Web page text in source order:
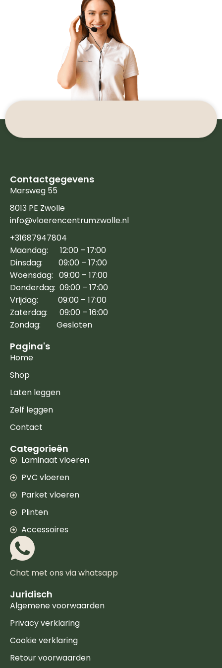
Contactgegevens
Marsweg 55
8013 PE Zwolle
info@vloerencentrumzwolle.nl
+31687947804
Maandag: 12:00 – 17:00
Dinsdag: 09:00 – 17:00
Woensdag: 09:00 – 17:00
Donderdag: 09:00 – 17:00
Vrijdag: 09:00 – 17:00
Zaterdag: 09:00 – 16:00
Zondag: Gesloten
Pagina's
Home
Shop
Laten leggen
Zelf leggen
Contact
Categorieën
Laminaat vloeren
PVC vloeren
Parket vloeren
Plinten
Accessoires
Chat met ons via whatsapp
Juridisch
Algemene voorwaarden
Privacy verklaring
Cookie verklaring
Retour voorwaarden